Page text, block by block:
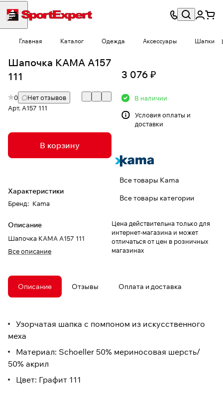
Главная Каталог Одежда Аксессуары Шапки
Шапочка КАМА A157
111
0
Нет отзывов
Арт. A157 111
В корзину
Характеристики
Бренд: Kama
Описание
Шапочка КАМА A157 111
Все описание
3 076 ₽
В наличии
Условия оплаты и
доставки
Все товары Kama
Все товары категории
Цена действительна только для
интернет-магазина и может
отличаться от цен в розничных
магазинах
Описание Отзывы Оплата и доставка
Узорчатая шапка с помпоном из искусственного
меха
Материал: Schoeller 50% мериносовая шерсть/
50% акрил
Цвет: Графит 111